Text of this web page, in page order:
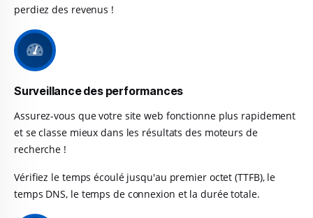
perdiez des revenus !
Surveillance des performances
Assurez-vous que votre site web fonctionne plus rapidement
et se classe mieux dans les résultats des moteurs de
recherche !
Vérifiez le temps écoulé jusqu'au premier octet (TTFB), le
temps DNS, le temps de connexion et la durée totale.